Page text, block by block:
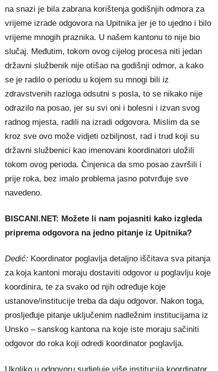
na snazi je bila zabrana korištenja godišnjih odmora za
vrijeme izrade odgovora na Upitnika jer je to ujedno i bilo
vrijeme mnogih praznika. U našem kantonu to nije bio
slučaj. Međutim, tokom ovog cijelog procesa niti jedan
državni službenik nije otišao na godišnji odmor, a kako
se je radilo o periodu u kojem su mnogi bili iz
zdravstvenih razloga odsutni s posla, to se nikako nije
odrazilo na posao, jer su svi oni i bolesni i izvan svog
radnog mjesta, radili na izradi odgovora. Mislim da se
kroz sve ovo može vidjeti ozbiljnost, rad i trud koji su
državni službenici kao imenovani koordinatori uložili
tokom ovog perioda. Činjenica da smo posao završili i
prije roka, bez imalo problema jasno potvrđuje sve
navedeno.
BISCANI.NET: Možete li nam pojasniti kako izgleda
priprema odgovora na jedno pitanje iz Upitnika?
Dedić: Koordinator poglavlja detaljno iščitava sva pitanja
za koja kantoni moraju dostaviti odgovor u poglavlju koje
koordinira, te za svako od njih određuje koje
ustanove/institucije treba da daju odgovor. Nakon toga,
prosljeđuje pitanje uključenim nadležnim institucijama iz
Unsko – sanskog kantona na koje iste moraju sačiniti
odgovor do roka koji odredi koordinator poglavlja.